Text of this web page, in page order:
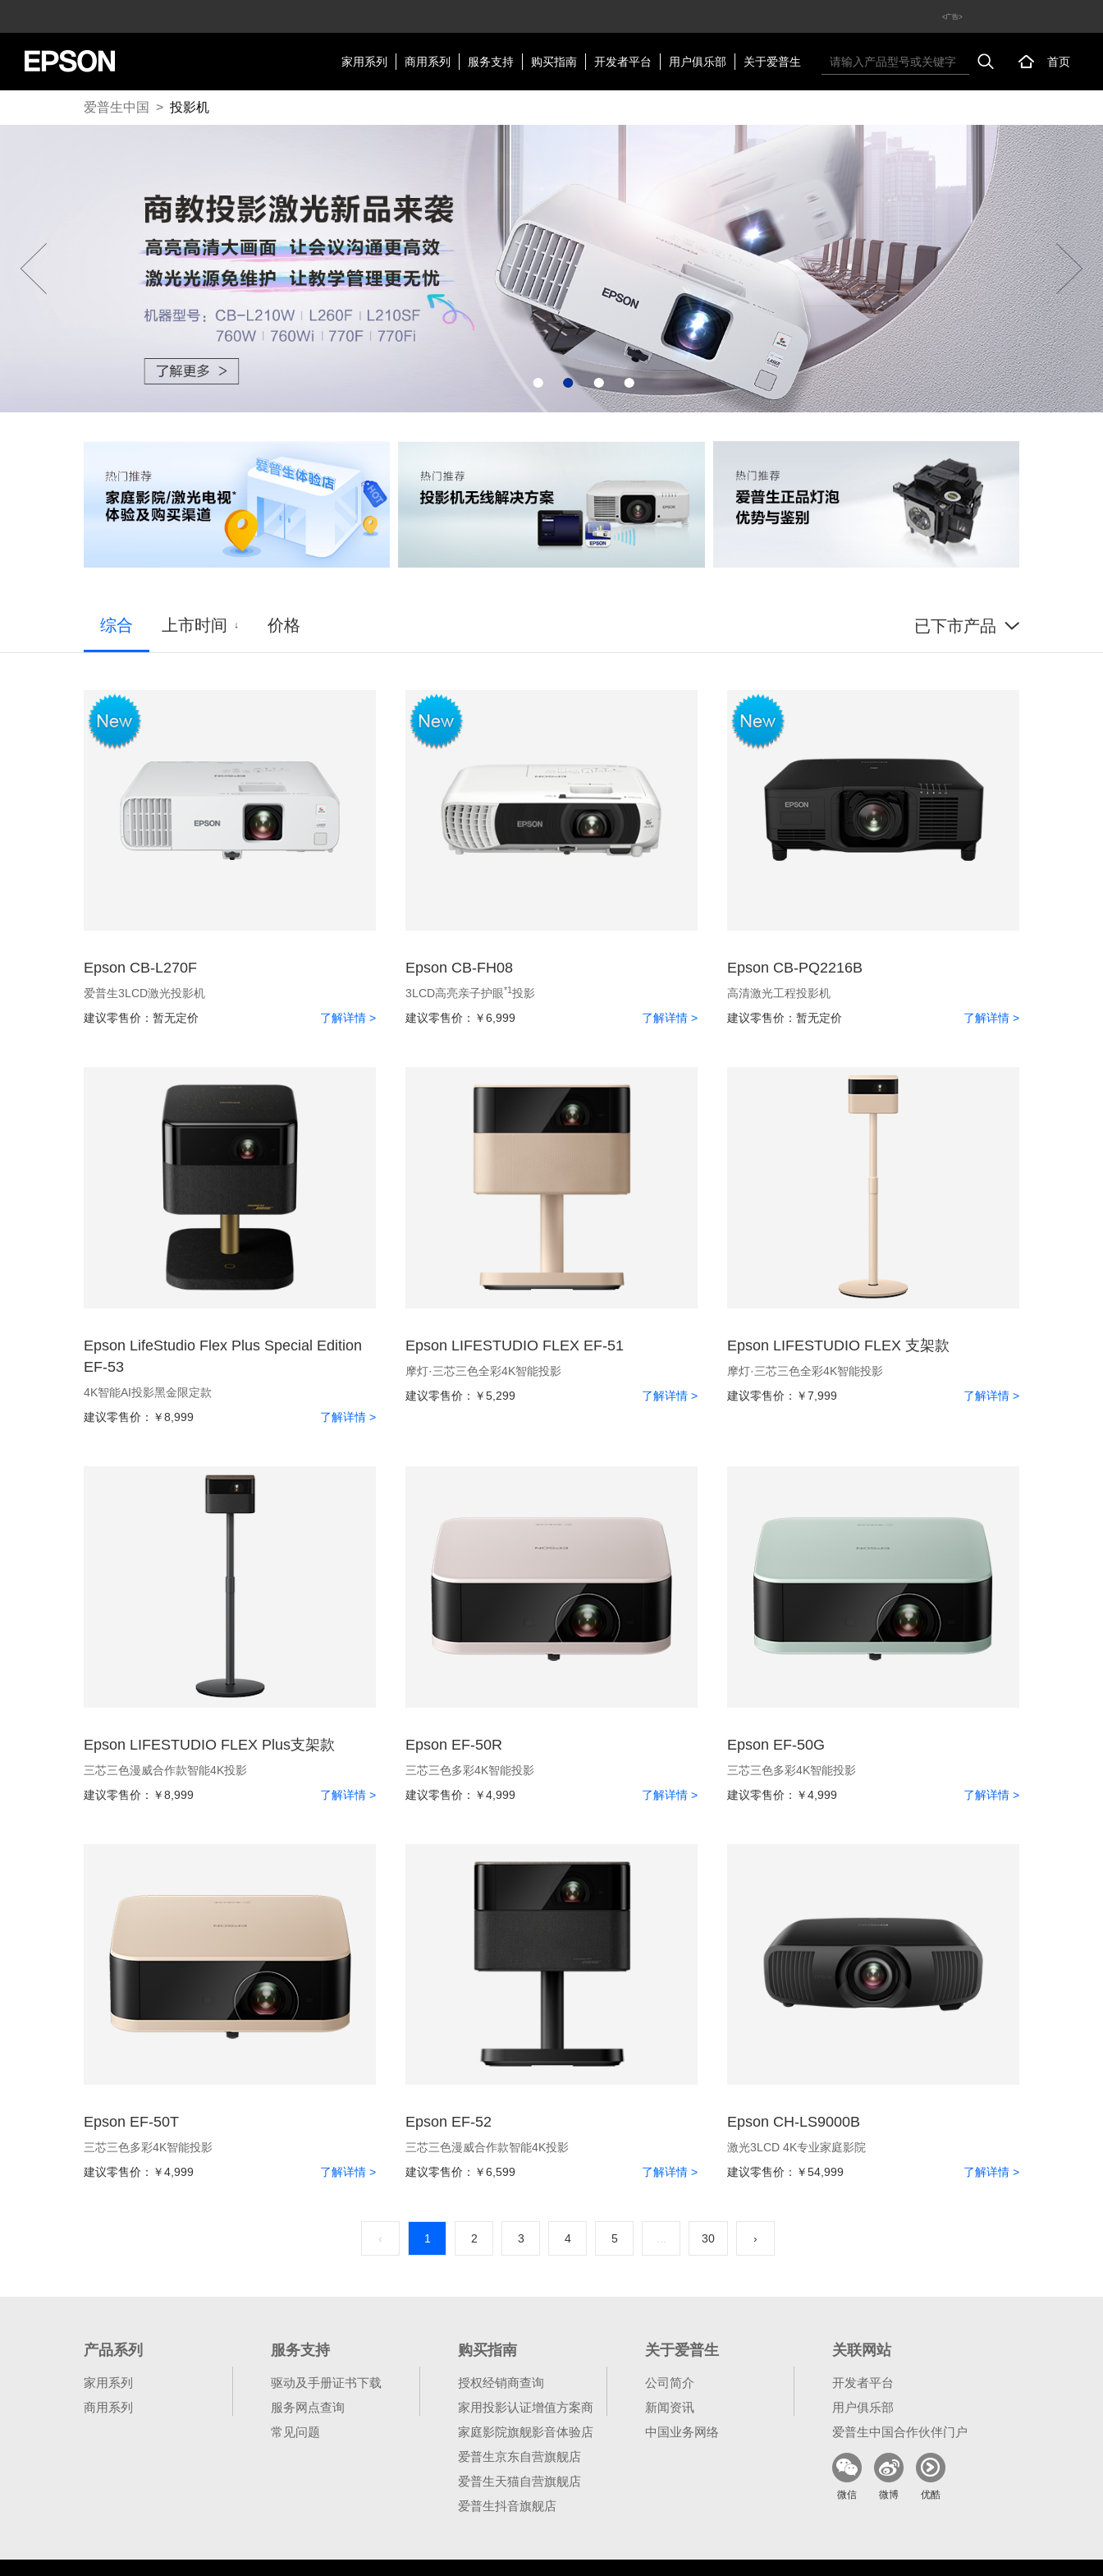
<广告>
家用系列 商用系列 服务支持 购买指南 开发者平台 用户俱乐部 关于爱普生 首页
爱普生中国 > 投影机
综合 上市时间 ↓ 价格 已下市产品
Epson CB-L270F
爱普生3LCD激光投影机
建议零售价： 暂无定价 了解详情 >
Epson CB-FH08
3LCD高亮亲子护眼*1投影
建议零售价： ￥6,999 了解详情 >
Epson CB-PQ2216B
高清激光工程投影机
建议零售价： 暂无定价 了解详情 >
Epson LifeStudio Flex Plus Special Edition
EF-53
4K智能AI投影黑金限定款
建议零售价： ￥8,999 了解详情 >
Epson LIFESTUDIO FLEX EF-51
摩灯·三芯三色全彩4K智能投影
建议零售价： ￥5,299 了解详情 >
Epson LIFESTUDIO FLEX 支架款
摩灯·三芯三色全彩4K智能投影
建议零售价： ￥7,999 了解详情 >
Epson LIFESTUDIO FLEX Plus支架款
三芯三色漫威合作款智能4K投影
建议零售价： ￥8,999 了解详情 >
Epson EF-50R
三芯三色多彩4K智能投影
建议零售价： ￥4,999 了解详情 >
Epson EF-50G
三芯三色多彩4K智能投影
建议零售价： ￥4,999 了解详情 >
Epson EF-50T
三芯三色多彩4K智能投影
建议零售价： ￥4,999 了解详情 >
Epson EF-52
三芯三色漫威合作款智能4K投影
建议零售价： ￥6,599 了解详情 >
Epson CH-LS9000B
激光3LCD 4K专业家庭影院
建议零售价： ￥54,999 了解详情 >
‹ 1 2 3 4 5 ... 30 ›
产品系列
家用系列
商用系列
服务支持
驱动及手册证书下载
服务网点查询
常见问题
购买指南
授权经销商查询
家用投影认证增值方案商
家庭影院旗舰影音体验店
爱普生京东自营旗舰店
爱普生天猫自营旗舰店
爱普生抖音旗舰店
关于爱普生
公司简介
新闻资讯
中国业务网络
关联网站
开发者平台
用户俱乐部
爱普生中国合作伙伴门户
微信 微博 优酷